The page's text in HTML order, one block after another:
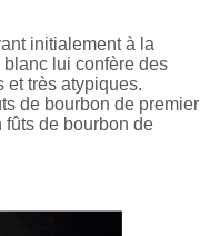
initialement à la
lui confère des
et très atypiques.
de bourbon de premier
fûts de bourbon de